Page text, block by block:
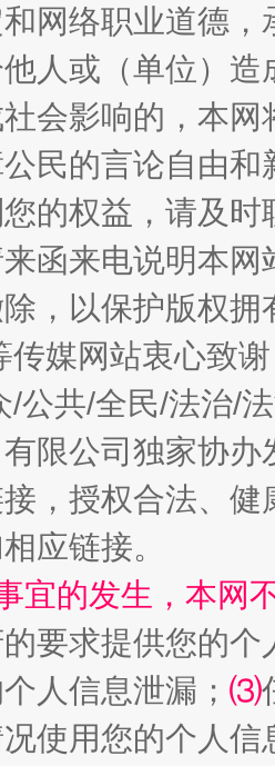
生
罪" "炒
次搞定
网络职业道德
人或（单位）
会影响的，本
民的言论自由
的权益，请及
函来电说明本
，以保护版权
传媒网站衷心致
/公共/全民/法治/
限公司独家协
，授权合法、
应链接。
宜的发生，本网
要求提供您的个
人信息泄漏； ⑶
使用您的个人